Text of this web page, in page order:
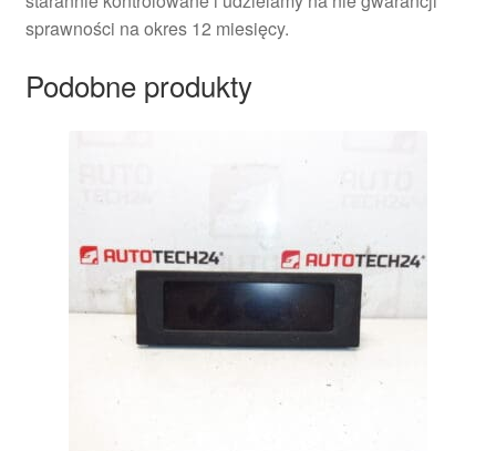
sprawności na okres 12 miesięcy.
Podobne produkty